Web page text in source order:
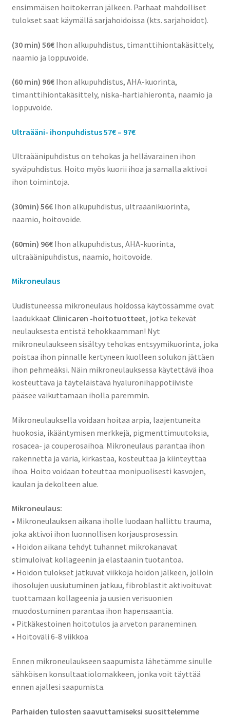
ensimmäisen hoitokerran jälkeen. Parhaat mahdolliset
tulokset saat käymällä sarjahoidoissa (kts. sarjahoidot).
(30 min) 56€ Ihon alkupuhdistus, timanttihiontakäsittely,
naamio ja loppuvoide.
(60 min) 96€ Ihon alkupuhdistus, AHA-kuorinta,
timanttihiontakäsittely, niska-hartiahieronta, naamio ja
loppuvoide.
Ultraääni- ihonpuhdistus 57€ – 97€
Ultraäänipuhdistus on tehokas ja hellävarainen ihon
syväpuhdistus. Hoito myös kuorii ihoa ja samalla aktivoi
ihon toimintoja.
(30min) 56€Ihon alkupuhdistus, ultraäänikuorinta,
naamio, hoitovoide.
(60min) 96€Ihon alkupuhdistus, AHA-kuorinta,
ultraäänipuhdistus, naamio, hoitovoide.
Mikroneulaus
Uudistuneessa mikroneulaus hoidossa käytössämme ovat
laadukkaat Clinicaren -hoitotuotteet, jotka tekevät
neulauksesta entistä tehokkaamman! Nyt
mikroneulaukseen sisältyy tehokas entsyymikuorinta, joka
poistaa ihon pinnalle kertyneen kuolleen solukon jättäen
ihon pehmeäksi. Näin mikroneulauksessa käytettävä ihoa
kosteuttava ja täyteläistävä hyaluronihappotiiviste
pääsee vaikuttamaan iholla paremmin.
Mikroneulauksella voidaan hoitaa arpia, laajentuneita
huokosia, ikääntymisen merkkejä, pigmenttimuutoksia,
rosacea- ja couperosaihoa. Mikroneulaus parantaa ihon
rakennetta ja väriä, kirkastaa, kosteuttaa ja kiinteyttää
ihoa. Hoito voidaan toteuttaa monipuolisesti kasvojen,
kaulan ja dekolteen alue.
Mikroneulaus:
• Mikroneulauksen aikana iholle luodaan hallittu trauma,
joka aktivoi ihon luonnollisen korjausprosessin.
• Hoidon aikana tehdyt tuhannet mikrokanavat
stimuloivat kollageenin ja elastaanin tuotantoa.
• Hoidon tulokset jatkuvat viikkoja hoidon jälkeen, jolloin
ihosolujen uusiutuminen jatkuu, fibroblastit aktivoituvat
tuottamaan kollageenia ja uusien verisuonien
muodostuminen parantaa ihon hapensaantia.
• Pitkäkestoinen hoitotulos ja arveton paraneminen.
• Hoitoväli 6-8 viikkoa
Ennen mikroneulaukseen saapumista lähetämme sinulle
sähköisen konsultaatiolomakkeen, jonka voit täyttää
ennen ajallesi saapumista.
Parhaiden tulosten saavuttamiseksi suosittelemme